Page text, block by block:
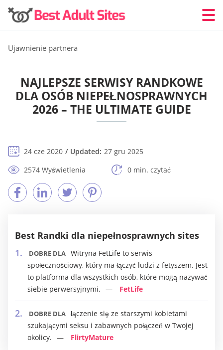
Ujawnienie partnera
NAJLEPSZE SERWISY RANDKOWE
DLA OSÓB NIEPEŁNOSPRAWNYCH
2026 – THE ULTIMATE GUIDE
24 cze 2020 Updated: 27 gru 2025
2574 Wyświetlenia
0 min. czytać
Best Randki dla niepełnosprawnych sites
DOBRE DLA Witryna FetLife to serwis
społecznościowy, który ma łączyć ludzi z fetyszem. Jest
to platforma dla wszystkich osób, które mogą nazywać
siebie perwersyjnymi.
FetLife
DOBRE DLA łączenie się ze starszymi kobietami
szukającymi seksu i zabawnych połączeń w Twojej
okolicy.
FlirtyMature